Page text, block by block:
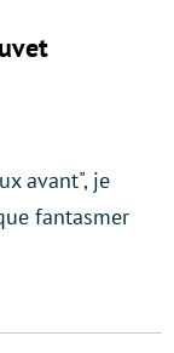
avant", je
fantasmer